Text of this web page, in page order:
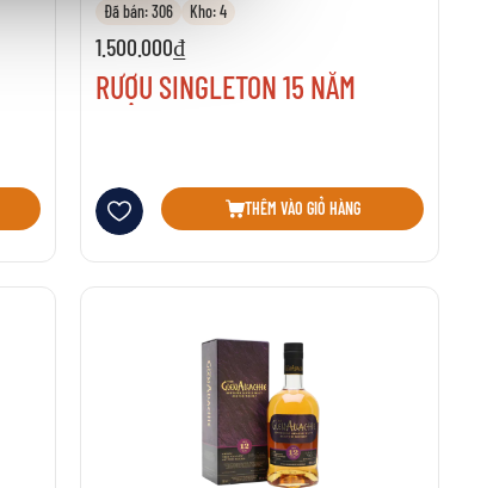
Đã bán: 306 Kho: 4
1.500.000₫
RƯỢU SINGLETON 15 NĂM
Thêm vào danh sách yêu thích
THÊM VÀO GIỎ HÀNG